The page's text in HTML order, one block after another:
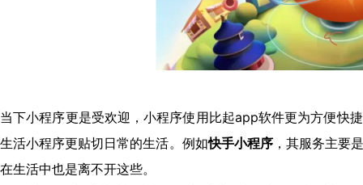
当下小程序更是受欢迎，小程序使用比起app软件更为方便快
生活小程序更贴切日常的生活。例如快手小程序，其服务主要
在生活中也是离不开这些。